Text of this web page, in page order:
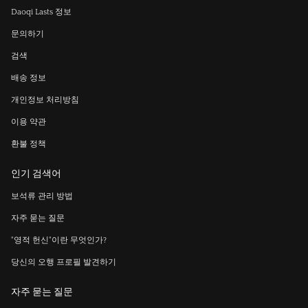
Daoqi Lasts 정보
문의하기
검색
배송 정보
개인정보 처리방침
이용 약관
환불 정책
인기 검색어
보석류 관리 방법
자주 묻는 질문
"영적 헌신"이란 무엇인가?
당신의 오행 프로필 발견하기
자주 묻는 질문